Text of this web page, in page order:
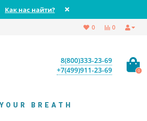
Как нас найти?
0
0
8(800)333-23-69
+7(499)911-23-69
0
BREATH